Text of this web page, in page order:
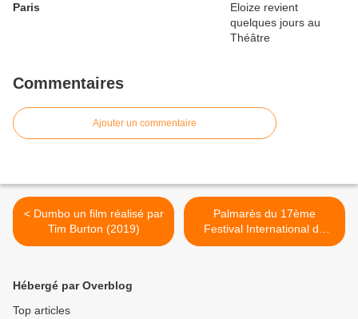
Paris
Commentaires
Ajouter un commentaire
< Dumbo un film réalisé par
Tim Burton (2019)
Palmarès du 17ème
Festival International du
Cirque Auvergne Rhône-
Hébergé par Overblog
Top articles